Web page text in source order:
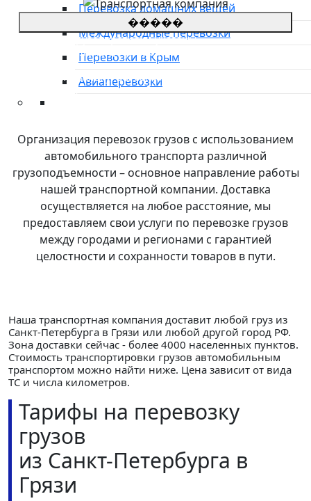
Перевозка домашних вещей
Международные перевозки
Перевозки в Крым
Авиаперевозки
О компании
Направления
Тарифы
Международные перевозки
Контакты
�����
*Цены на грузоперевозки указаны
приблизительные, просьба оставить заявку для
уточнения стоимости.
**оставляя заявку, Вы соглашаетесь с
конфиденциальности сайта
Организация перевозок грузов с использованием
автомобильного транспорта различной
грузоподъемности – основное направление работы
нашей транспортной компании. Доставка
осуществляется на любое расстояние, мы
предоставляем свои услуги по перевозке грузов
между городами и регионами с гарантией
целостности и сохранности товаров в пути.
Наша транспортная компания доставит любой груз из
Санкт-Петербурга в Грязи или любой другой город РФ.
Зона доставки сейчас - более 4000 населенных пунктов.
Стоимость транспортировки грузов автомобильным
транспортом можно найти ниже. Цена зависит от вида
ТС и числа километров.
Тарифы на перевозку
грузов
из Санкт-Петербурга в
Грязи